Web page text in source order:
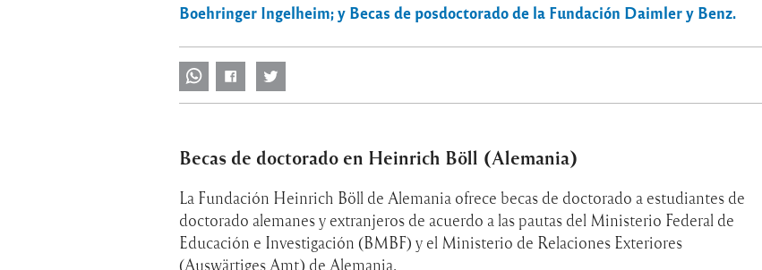
Boehringer Ingelheim; y Becas de posdoctorado de la Fundación Daimler y Benz.
Becas de doctorado en Heinrich Böll (Alemania)
La Fundación Heinrich Böll de Alemania ofrece becas de doctorado a estudiantes de
doctorado alemanes y extranjeros de acuerdo a las pautas del Ministerio Federal de
Educación e Investigación (BMBF) y el Ministerio de Relaciones Exteriores
(Auswärtiges Amt) de Alemania.